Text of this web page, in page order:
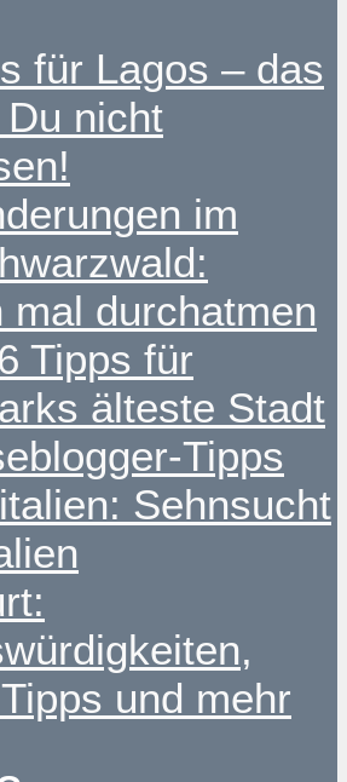
für Lagos – das
nicht
im
mal durchatmen
Tipps für
älteste Stadt
Tipps
Sehnsucht
und mehr